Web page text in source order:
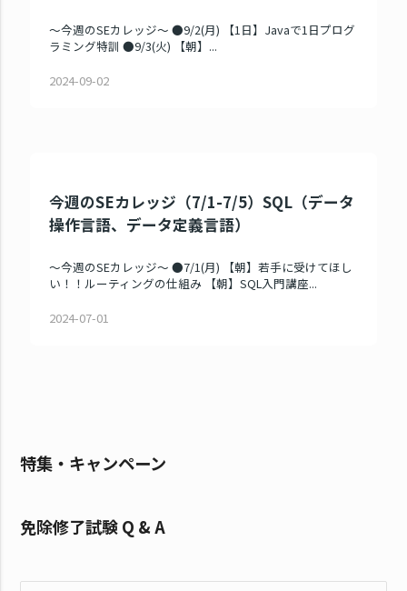
～今週のSEカレッジ～ ●9/2(月) 【1日】Javaで1日プログ
ラミング特訓 ●9/3(火) 【朝】...
2024-09-02
今週のSEカレッジ（7/1-7/5）SQL（データ
操作言語、データ定義言語）
～今週のSEカレッジ～ ●7/1(月) 【朝】若手に受けてほし
い！！ルーティングの仕組み 【朝】SQL入門講座...
2024-07-01
特集・キャンペーン
免除修了試験 Q & A